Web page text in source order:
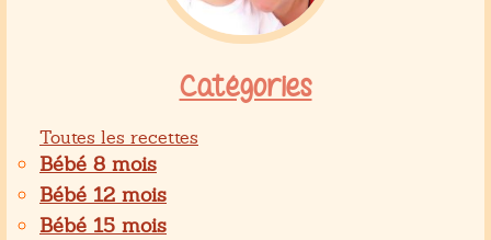
Catégories
Toutes les recettes
Bébé 8 mois
Bébé 12 mois
Bébé 15 mois